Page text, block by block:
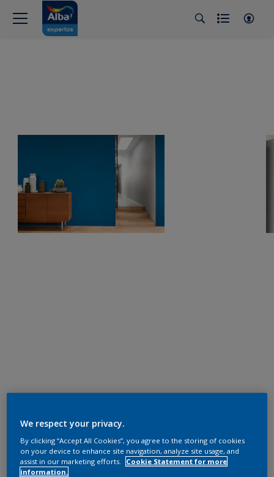
We respect your privacy.
By clicking “Accept All Cookies”, you agree to the storing of cookies
on your device to enhance site navigation, analyze site usage, and
assist in our marketing efforts.
Cookie Statement for more
information.